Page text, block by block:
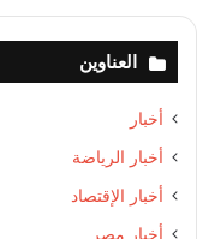
العناوين
أخبار
أخبار الرياضة
أخبار الإقتصاد
أخبار مصر